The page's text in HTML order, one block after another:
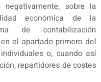
sobre la
económica de la
de contabilización
el apartado primero del
o, cuando así
repartidores de costes